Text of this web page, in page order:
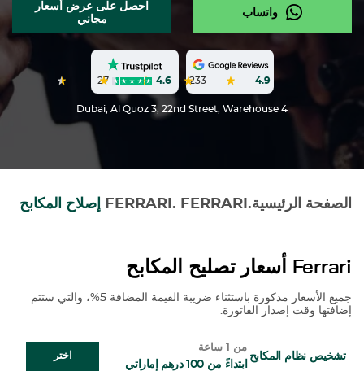
واتساب
احصل على عرض أسعار
مجاني
4.9
233
4.6
27
Dubai, Al Quoz 3, 22nd Street, Warehouse 4
الصفحة الرئيسية.
FERRARI
.
FERRARI إصلاح المكابح
Ferrari أسعار تصليح المكابح
جميع الأسعار مذكورة باستثناء ضريبة القيمة المضافة 5%، والتي ستتم
إضافتها وقت إصدار الفاتورة.
تشخيص نظام المكابح
من 1 ساعة
ابتداءً من 100 درهم إماراتي
اختر